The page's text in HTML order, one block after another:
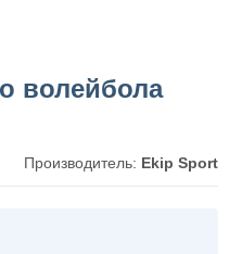
волейбола
Производитель: Ekip Sport